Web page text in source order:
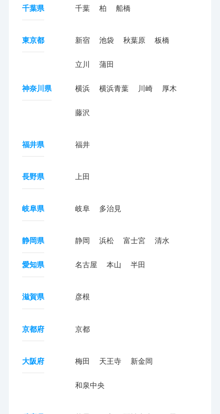
千葉県 千葉 柏 船橋
東京都 新宿 池袋 秋葉原 板橋
立川 蒲田
神奈川県 横浜 横浜青葉 川崎 厚木
藤沢
福井県 福井
長野県 上田
岐阜県 岐阜 多治見
静岡県 静岡 浜松 富士宮 清水
愛知県 名古屋 本山 半田
滋賀県 彦根
京都府 京都
大阪府 梅田 天王寺 新金岡
和泉中央